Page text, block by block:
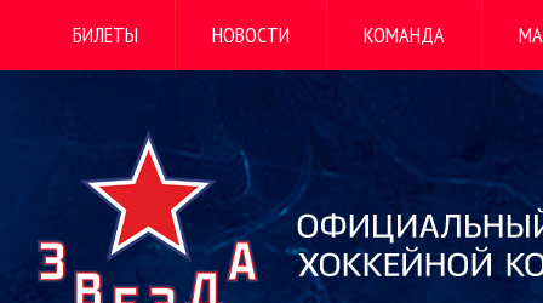
БИЛЕТЫ НОВОСТИ КОМАНДА